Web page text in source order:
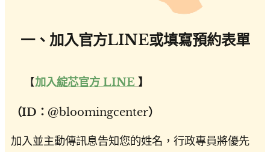
一、加入官方LINE或填寫預約表單
💡【加入綻芯官方 LINE 】
（ID： @bloomingcenter）
加入並主動傳訊息告知您的姓名，行政專員將優先